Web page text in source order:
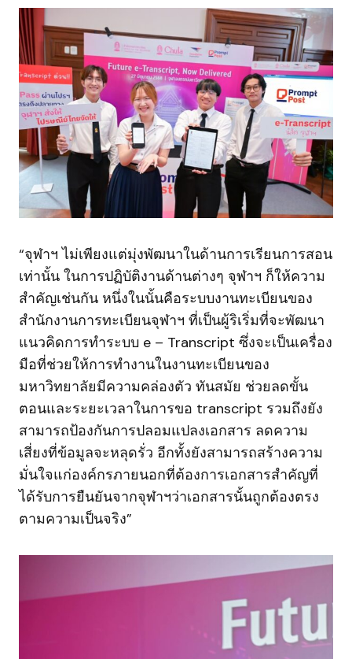
“จุฬาฯ ไม่เพียงแต่มุ่งพัฒนาในด้านการเรียนการสอน
เท่านั้น ในการปฏิบัติงานด้านต่างๆ จุฬาฯ ก็ให้ความ
สำคัญเช่นกัน หนึ่งในนั้นคือระบบงานทะเบียนของ
สำนักงานการทะเบียนจุฬาฯ ที่เป็นผู้ริเริ่มที่จะพัฒนา
แนวคิดการทำระบบ e – Transcript ซึ่งจะเป็นเครื่อง
มือที่ช่วยให้การทำงานในงานทะเบียนของ
มหาวิทยาลัยมีความคล่องตัว ทันสมัย ช่วยลดขั้น
ตอนและระยะเวลาในการขอ transcript รวมถึงยัง
สามารถป้องกันการปลอมแปลงเอกสาร ลดความ
เสี่ยงที่ข้อมูลจะหลุดรั่ว อีกทั้งยังสามารถสร้างความ
มั่นใจแก่องค์กรภายนอกที่ต้องการเอกสารสำคัญที่
ได้รับการยืนยันจากจุฬาฯว่าเอกสารนั้นถูกต้องตรง
ตามความเป็นจริง”